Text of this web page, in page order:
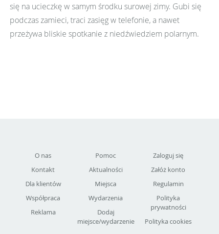
się na ucieczkę w samym środku surowej zimy. Gubi się
podczas zamieci, traci zasięg w telefonie, a nawet
przeżywa bliskie spotkanie z niedźwiedziem polarnym.
O nas
Kontakt
Dla klientów
Współpraca
Reklama
Pomoc
Aktualności
Miejsca
Wydarzenia
Dodaj
miejsce/wydarzenie
Zaloguj się
Załóż konto
Regulamin
Polityka
prywatności
Polityka cookies